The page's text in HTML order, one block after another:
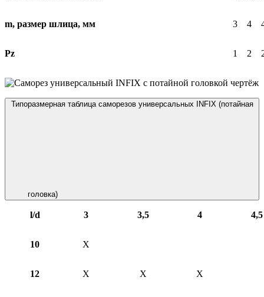
m, размер шлица, мм 3 4
Pz 1 2
Типоразмерная таблица саморезов универсальных INFIX (потайная
головка)
l/d 3 3,5 4 4,5
10 X
12 X X X